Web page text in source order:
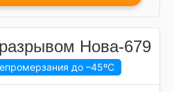
Нова-679
до –45ºC